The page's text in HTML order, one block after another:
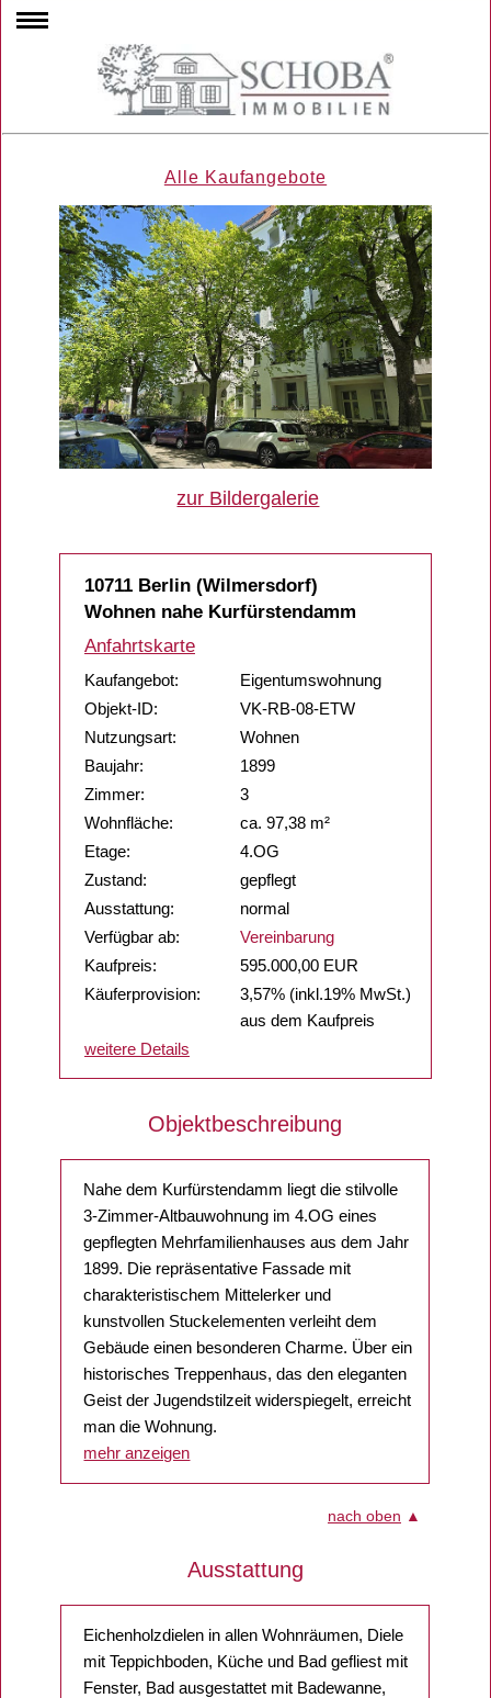
Alle Kaufangebote
zur Bildergalerie
10711 Berlin (Wilmersdorf)
Wohnen nahe Kurfürstendamm
Anfahrtskarte
Kaufangebot:
Eigentumswohnung
Objekt-ID:
VK-RB-08-ETW
Nutzungsart:
Wohnen
Baujahr:
1899
Zimmer:
3
Wohnfläche:
ca. 97,38 m²
Etage:
4.OG
Zustand:
gepflegt
Ausstattung:
normal
Verfügbar ab:
Vereinbarung
Kaufpreis:
595.000,00 EUR
Käuferprovision:
3,57% (inkl.19% MwSt.)
aus dem Kaufpreis
weitere Details
Objektbeschreibung
Nahe dem Kurfürstendamm liegt die stilvolle
3-Zimmer-Altbauwohnung im 4.OG eines
gepflegten Mehrfamilienhauses aus dem Jahr
1899. Die repräsentative Fassade mit
charakteristischem Mittelerker und
kunstvollen Stuckelementen verleiht dem
Gebäude einen besonderen Charme. Über ein
historisches Treppenhaus, das den eleganten
Geist der Jugendstilzeit widerspiegelt, erreicht
man die Wohnung.
mehr anzeigen
nach oben ▲
Ausstattung
Eichenholzdielen in allen Wohnräumen, Diele
mit Teppichboden, Küche und Bad gefliest mit
Fenster, Bad ausgestattet mit Badewanne,